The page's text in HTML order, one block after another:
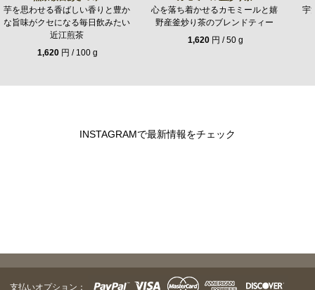
芋を思わせる香ばしい香りと豊か
な旨味がクセになる毎日飲みたい
近江煎茶
1,620 円 / 100 g
心を落ち着かせるカモミールと嬉
野産釜炒り茶のブレンドティー
1,620円 / 50 g
宇
INSTAGRAMで最新情報をチェック
支払いオプション：